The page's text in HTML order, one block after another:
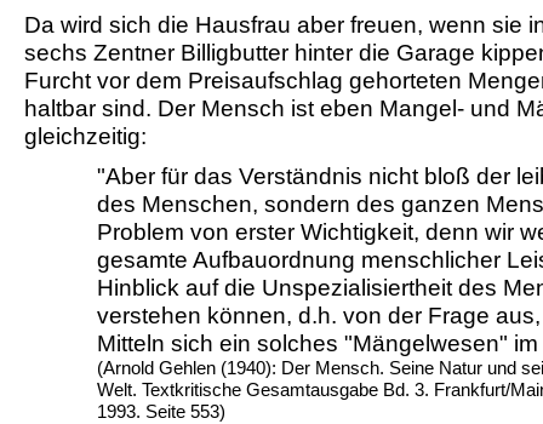
Da wird sich die Hausfrau aber freuen, wenn sie
sechs Zentner Billigbutter hinter die Garage
Furcht vor dem Preisaufschlag gehorteten
haltbar sind. Der Mensch ist eben Mangel- und
gleichzeitig:
"Aber für das Verständnis nicht bloß der
des Menschen, sondern des ganzen
Problem von erster Wichtigkeit, denn wir
gesamte Aufbauordnung menschlicher
Hinblick auf die Unspezialisiertheit des
verstehen können, d.h. von der Frage
Mitteln sich ein solches "Mängelwesen"
(Arnold Gehlen (1940): Der Mensch. Seine Natur und
Welt. Textkritische Gesamtausgabe Bd. 3. Frankfurt/
1993. Seite 553)